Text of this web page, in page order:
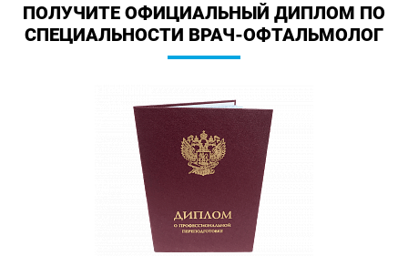
ПОЛУЧИТЕ ОФИЦИАЛЬНЫЙ ДИПЛОМ ПО
СПЕЦИАЛЬНОСТИ ВРАЧ-ОФТАЛЬМОЛОГ